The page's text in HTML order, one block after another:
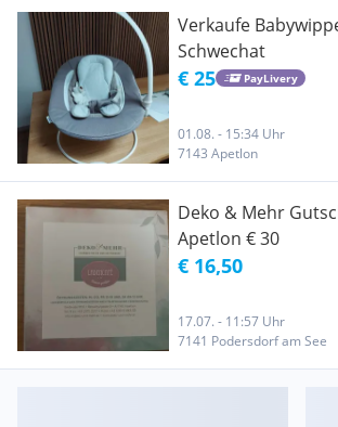
Verkaufe
Schwechat
€ 25 PayLivery
01.08. - 15:34 Uhr
7143 Apetlon
Deko & Mehr
Apetlon € 30
€ 16,50
17.07. - 11:57 Uhr
7141 Podersdorf am See